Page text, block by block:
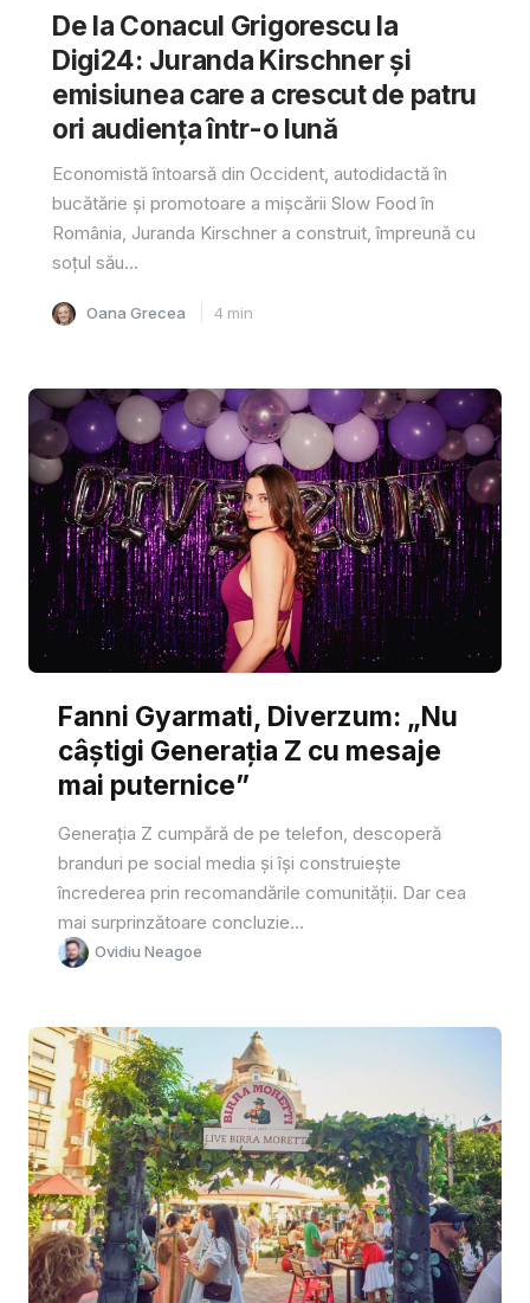
De la Conacul Grigorescu la
Digi24: Juranda Kirschner și
emisiunea care a crescut de patru
ori audiența într-o lună
Economistă întoarsă din Occident, autodidactă în
bucătărie și promotoare a mișcării Slow Food în
România, Juranda Kirschner a construit, împreună cu
soțul său...
Oana Grecea 4 min
Fanni Gyarmati, Diverzum: „Nu
câștigi Generația Z cu mesaje
mai puternice”
Generația Z cumpără de pe telefon, descoperă
branduri pe social media și își construiește
încrederea prin recomandările comunității. Dar cea
mai surprinzătoare concluzie...
Ovidiu Neagoe